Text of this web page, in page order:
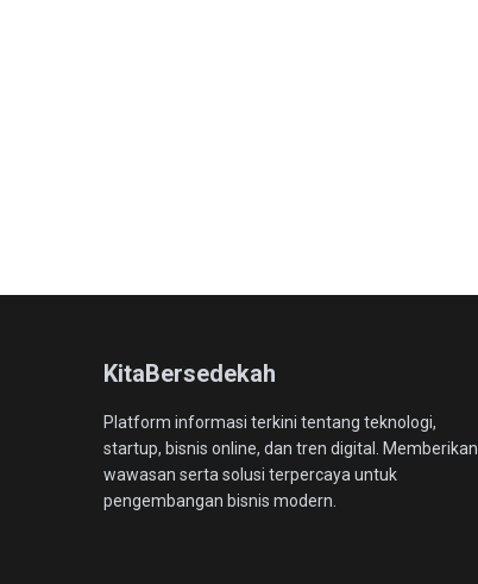
KitaBersedekah
Platform informasi terkini tentang teknologi,
startup, bisnis online, dan tren digital. Memberikan
wawasan serta solusi terpercaya untuk
pengembangan bisnis modern.